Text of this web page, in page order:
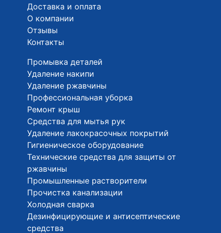
Доставка и оплата
О компании
Отзывы
Контакты
Промывка деталей
Удаление накипи
Удаление ржавчины
Профессиональная уборка
Ремонт крыш
Средства для мытья рук
Удаление лакокрасочных покрытий
Гигиеническое оборудование
Технические средства для защиты от
ржавчины
Промышленные растворители
Прочистка канализации
Холодная сварка
Дезинфицирующие и антисептические
средства